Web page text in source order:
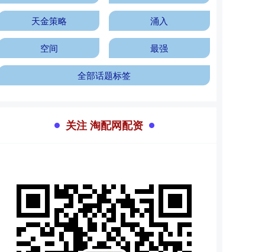
天金策略 涌入
空间 最强
全部话题标签
关注 淘配网配资